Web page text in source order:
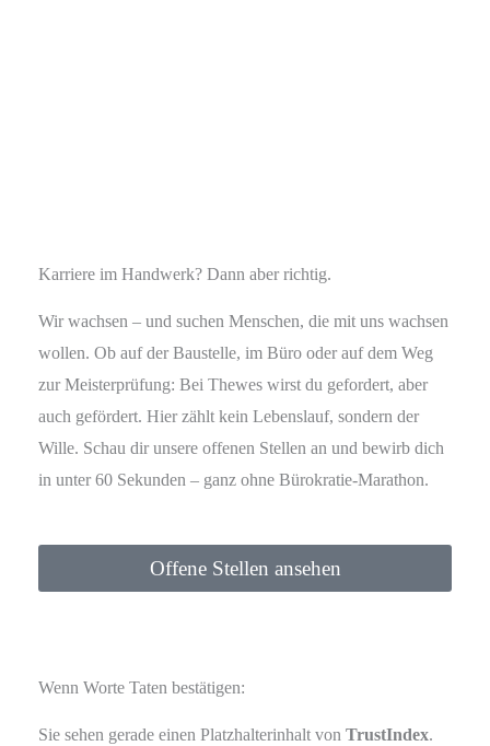
Karriere im Handwerk? Dann aber richtig.
Wir wachsen – und suchen Menschen, die mit uns wachsen
wollen. Ob auf der Baustelle, im Büro oder auf dem Weg
zur Meisterprüfung: Bei Thewes wirst du gefordert, aber
auch gefördert. Hier zählt kein Lebenslauf, sondern der
Wille. Schau dir unsere offenen Stellen an und bewirb dich
in unter 60 Sekunden – ganz ohne Bürokratie-Marathon.
Offene Stellen ansehen
Wenn Worte Taten bestätigen:
Sie sehen gerade einen Platzhalterinhalt von TrustIndex.